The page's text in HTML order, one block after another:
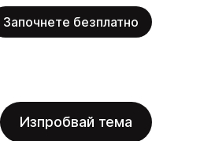
Започнете безплатно
Изпробвай тема